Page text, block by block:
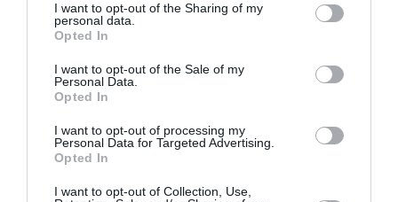
I want to opt-out of the Sharing of my
personal data.
Opted In
I want to opt-out of the Sale of my
Personal Data.
Opted In
I want to opt-out of processing my
Personal Data for Targeted Advertising.
Opted In
I want to opt-out of Collection, Use,
περίοδος θυμού, σύγχυσης και ανάρμοστης
συμπεριφοράς. Η οικογένεια διατηρούσε ένα
διαμέρισμα στοΛονδίνοκαι περνούσε εκεί τα
καλοκαίρια της. Κάθε φορά που επέστρεφε στις
χρονιά, επέστρεψε ως πανκ, με σκουλαρίκι στη
μύτη και ξυρισμένο κεφάλι. «